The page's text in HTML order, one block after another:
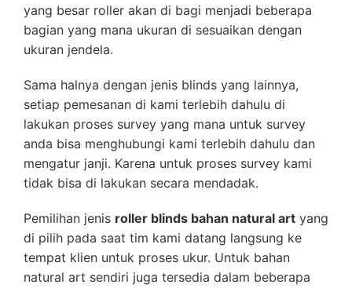
yang besar roller akan di bagi menjadi beberapa
bagian yang mana ukuran di sesuaikan dengan
ukuran jendela.
Sama halnya dengan jenis blinds yang lainnya,
setiap pemesanan di kami terlebih dahulu di
lakukan proses survey yang mana untuk survey
anda bisa menghubungi kami terlebih dahulu dan
mengatur janji. Karena untuk proses survey kami
tidak bisa di lakukan secara mendadak.
Pemilihan jenis roller blinds bahan natural art yang
di pilih pada saat tim kami datang langsung ke
tempat klien untuk proses ukur. Untuk bahan
natural art sendiri juga tersedia dalam beberapa